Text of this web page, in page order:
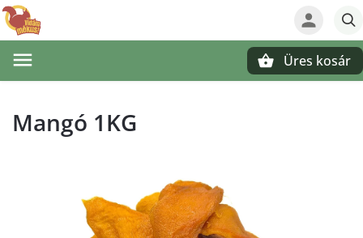
Üres kosár
Mangó 1KG